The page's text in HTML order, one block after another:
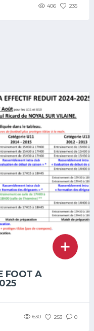
406 235
FOOT A
630 253 0